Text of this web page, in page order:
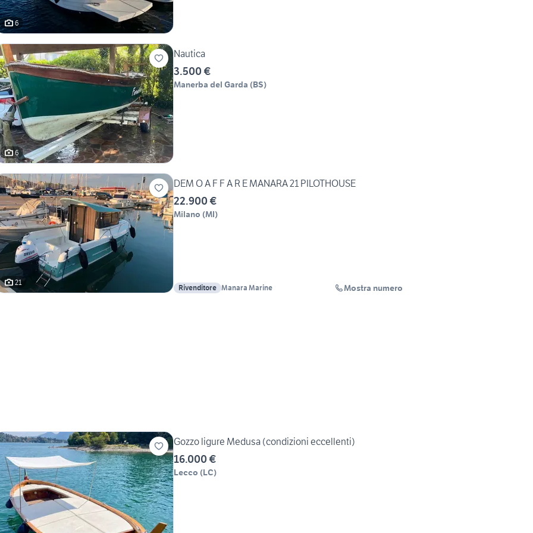
6
6
Nautica
3.500 €
Manerba del Garda (BS)
21
DEM O A F F A R E MANARA 21 PILOTHOUSE
22.900 €
Milano (MI)
Rivenditore Manara Marine Mostra numero
Gozzo ligure Medusa (condizioni eccellenti)
16.000 €
Lecco (LC)